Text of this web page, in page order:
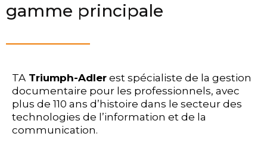
gamme principale
TA Triumph-Adler est spécialiste de la gestion
documentaire pour les professionnels, avec
plus de 110 ans d’histoire dans le secteur des
technologies de l’information et de la
communication.